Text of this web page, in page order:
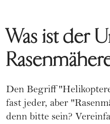
Was ist der
Den Begriff
fast jeder, aber
denn bitte sein?